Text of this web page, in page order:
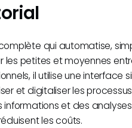
qui automatise,
petites et moyennes
il utilise une interface
et digitaliser les
et des
les coûts.